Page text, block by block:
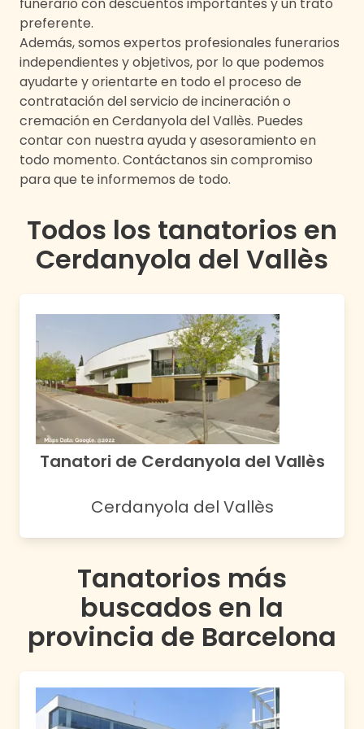
preferente.
Además, somos expertos profesionales funerarios
independientes y objetivos, por lo que podemos
ayudarte y orientarte en todo el proceso de
contratación del servicio de incineración o
cremación enCerdanyola del Vallès. Puedes
contar con nuestra ayuda y asesoramiento en
todo momento. Contáctanos sin compromiso
para que te informemos de todo.
Todos los tanatorios en
Cerdanyola del Vallès
Tanatori de Cerdanyola del Vallès
Cerdanyola del Vallès
Tanatorios más
buscados en la
provincia de Barcelona